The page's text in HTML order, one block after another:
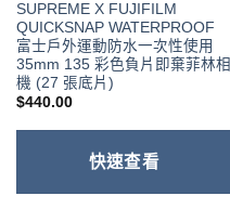
SUPREME X FUJIFILM
QUICKSNAP WATERPROOF
富士戶外運動防水一次性使用
35mm 135 彩色負片即棄菲林相
機 (27 張底片)
$440.00
快速查看